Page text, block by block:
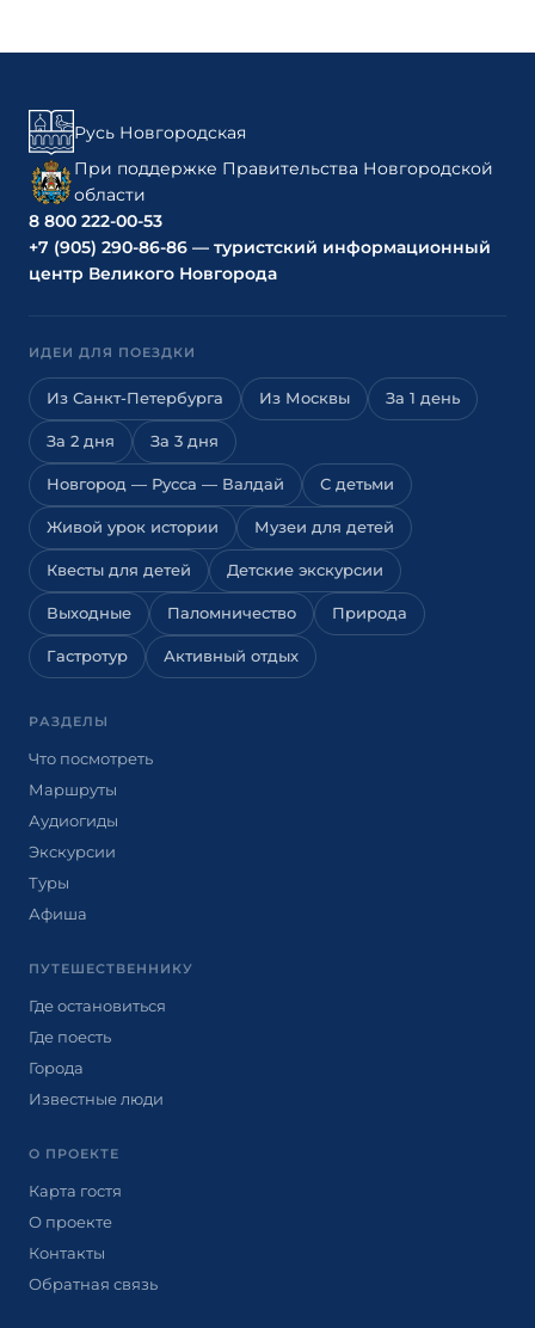
Русь Новгородская
При поддержке Правительства Новгородской
области
8 800 222-00-53
+7 (905) 290-86-86 — туристский информационный
центр Великого Новгорода
ИДЕИ ДЛЯ ПОЕЗДКИ
Из Санкт-Петербурга Из Москвы За 1 день
За 2 дня За 3 дня
Новгород — Русса — Валдай С детьми
Живой урок истории Музеи для детей
Квесты для детей Детские экскурсии
Выходные Паломничество Природа
Гастротур Активный отдых
РАЗДЕЛЫ
Что посмотреть
Маршруты
Аудиогиды
Экскурсии
Туры
Афиша
ПУТЕШЕСТВЕННИКУ
Где остановиться
Где поесть
Города
Известные люди
О ПРОЕКТЕ
Карта гостя
О проекте
Контакты
Обратная связь